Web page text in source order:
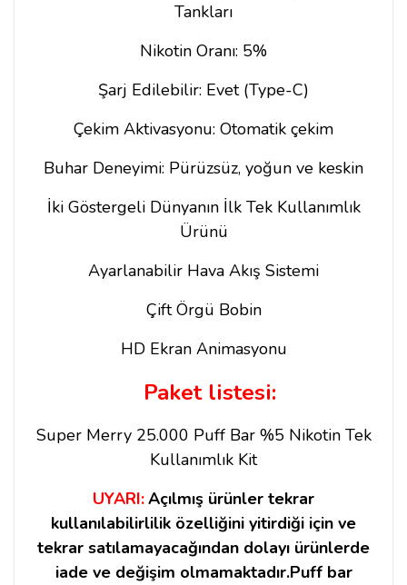
Tankları
Nikotin Oranı: 5%
Şarj Edilebilir: Evet (Type-C)
Çekim Aktivasyonu: Otomatik çekim
Buhar Deneyimi: Pürüzsüz, yoğun ve keskin
İki Göstergeli Dünyanın İlk Tek Kullanımlık
Ürünü
Ayarlanabilir Hava Akış Sistemi
Çift Örgü Bobin
HD Ekran Animasyonu
Paket listesi:
Super Merry 25.000 Puff Bar %5 Nikotin Tek
Kullanımlık Kit
UYARI:Açılmış ürünler tekrar
kullanılabilirlilik özelliğini yitirdiği için ve
tekrar satılamayacağından dolayı ürünlerde
iade ve değişim olmamaktadır.Puff bar